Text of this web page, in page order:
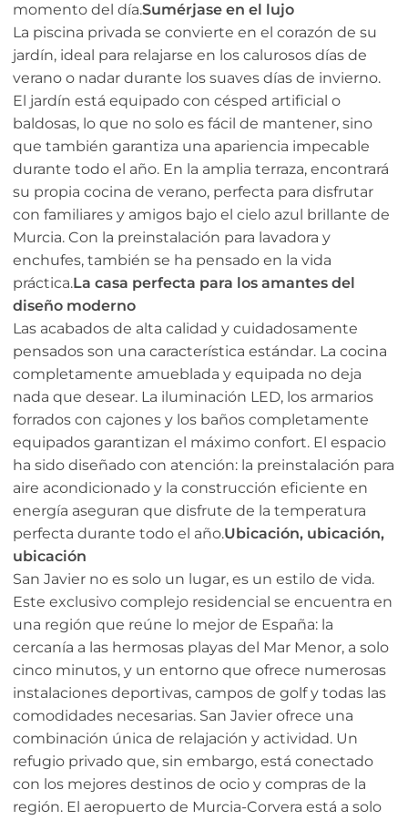
momento del día.Sumérjase en el lujo
La piscina privada se convierte en el corazón de su
jardín, ideal para relajarse en los calurosos días de
verano o nadar durante los suaves días de invierno.
El jardín está equipado con césped artificial o
baldosas, lo que no solo es fácil de mantener, sino
que también garantiza una apariencia impecable
durante todo el año. En la amplia terraza, encontrará
su propia cocina de verano, perfecta para disfrutar
con familiares y amigos bajo el cielo azul brillante de
Murcia. Con la preinstalación para lavadora y
enchufes, también se ha pensado en la vida
práctica.La casa perfecta para los amantes del
diseño moderno
Las acabados de alta calidad y cuidadosamente
pensados son una característica estándar. La cocina
completamente amueblada y equipada no deja
nada que desear. La iluminación LED, los armarios
forrados con cajones y los baños completamente
equipados garantizan el máximo confort. El espacio
ha sido diseñado con atención: la preinstalación para
aire acondicionado y la construcción eficiente en
energía aseguran que disfrute de la temperatura
perfecta durante todo el año.Ubicación, ubicación,
ubicación
San Javier no es solo un lugar, es un estilo de vida.
Este exclusivo complejo residencial se encuentra en
una región que reúne lo mejor de España: la
cercanía a las hermosas playas del Mar Menor, a solo
cinco minutos, y un entorno que ofrece numerosas
instalaciones deportivas, campos de golf y todas las
comodidades necesarias. San Javier ofrece una
combinación única de relajación y actividad. Un
refugio privado que, sin embargo, está conectado
con los mejores destinos de ocio y compras de la
región. El aeropuerto de Murcia-Corvera está a solo